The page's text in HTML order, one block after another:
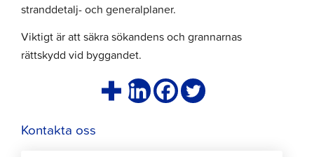
stranddetalj- och generalplaner.
Viktigt är att säkra sökandens och grannarnas
rättskydd vid byggandet.
Kontakta oss